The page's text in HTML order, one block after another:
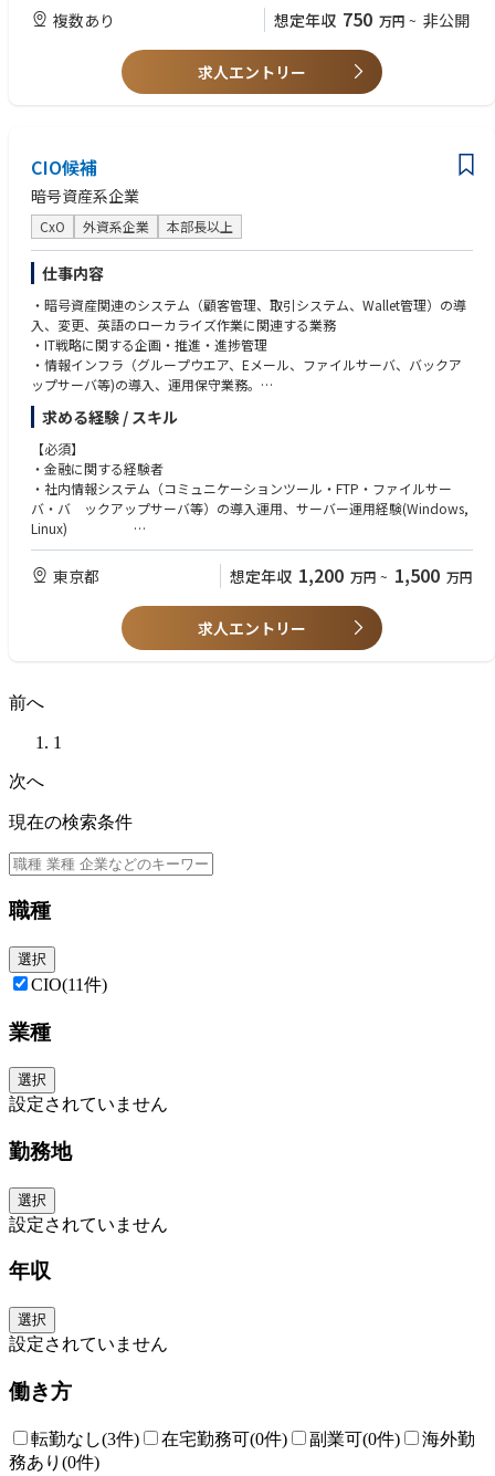
・出張が可能な方（必須）
・社会課題や福祉分野への理解と共感がある方
・他社と良好な信頼関係を築けるコミュニケーション力がある方
複数あり 想定年収 750 万円 ~ 非公開
求人エントリー
CIO候補
暗号資産系企業
CxO 外資系企業 本部長以上
仕事内容
・暗号資産関連のシステム（顧客管理、取引システム、Wallet管理）の導
入、変更、英語のローカライズ作業に関連する業務
・IT戦略に関する企画・推進・進捗管理
・情報インフラ（グループウエア、Eメール、ファイルサーバ、バックア
ップサーバ等)の導入、運用保守業務。
・情報セキュリティ（認証サーバ、ウィルス対策、WEBセキュリティ、O
S更新等)のシステム導入、運用保守業務をお任せいたします。
・システム変更管理および障害管理に関する運用・レポーティング
権限を持ち、全社にわたるプロジェクトを牽引頂くポジションです。
CIOとして、IT戦略全体を牽引。クラウド化やAI・ブロックチェーン導入な
ど最先端技術を活用し、金融業界のデジタルトランスフォーメーションを
実現します。経営陣と密に連携し、開発環境で新規サービス企画から運用
まで幅広くリード。チームを率いて未来の金融を切り拓く、やりがいと刺
激に満ちたポジションです。
求める経験 / スキル
【必須】
・金融に関する経験者
・社内情報システム（コミュニケーションツール・FTP・ファイルサー
バ・バ ックアップサーバ等）の導入運用、サーバー運用経験(Windows,
Linux)
・AD、ウイルス対策、WEBセキュリティなどの導入、運用
・windows更新管理
・要件定義、仕様作成
・仮想サーバ運用経験
東京都 想定年収 1,200 万円 ~ 1,500 万円
求人エントリー
前へ
1
次へ
現在の検索条件
職種
選択
CIO(11件)
業種
選択
設定されていません
勤務地
選択
設定されていません
年収
選択
設定されていません
働き方
転勤なし(3件) 在宅勤務可(0件) 副業可(0件)
海外勤
務あり (0件)